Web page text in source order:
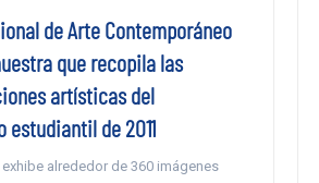
de Arte Contemporáneo
que recopila las
artísticas del
estudiantil de 2011
alrededor de 360 imágenes